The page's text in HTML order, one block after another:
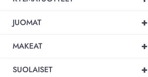
+
JUOMAT
+
MAKEAT
+
SUOLAISET